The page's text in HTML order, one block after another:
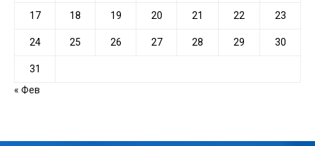
17 18 19 20 21 22 23
24 25 26 27 28 29 30
31
« Фев